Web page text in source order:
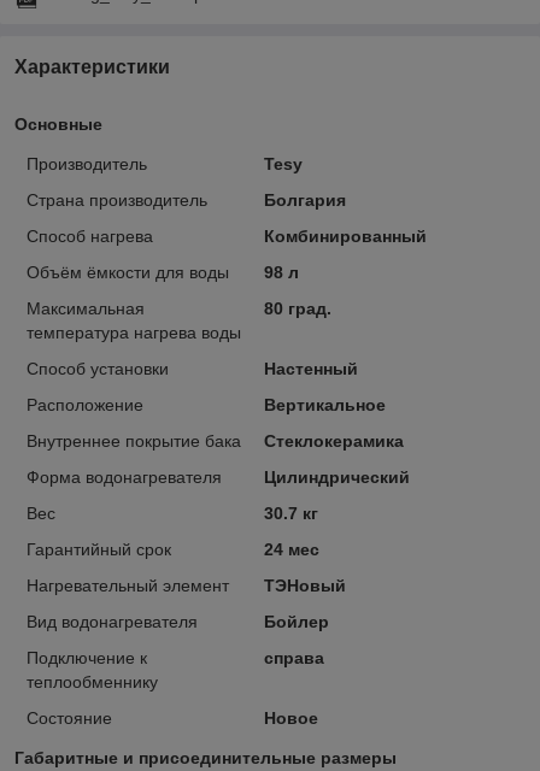
Характеристики
Основные
Производитель
Tesy
Страна производитель
Болгария
Способ нагрева
Комбинированный
Объём ёмкости для воды
98 л
Максимальная
температура нагрева воды
80 град.
Способ установки
Настенный
Расположение
Вертикальное
Внутреннее покрытие бака
Стеклокерамика
Форма водонагревателя
Цилиндрический
Вес
30.7 кг
Гарантийный срок
24 мес
Нагревательный элемент
ТЭНовый
Вид водонагревателя
Бойлер
Подключение к
теплообменнику
справа
Состояние Новое
Габаритные и присоединительные размеры